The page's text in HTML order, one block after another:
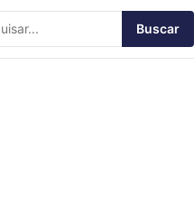
Buscar